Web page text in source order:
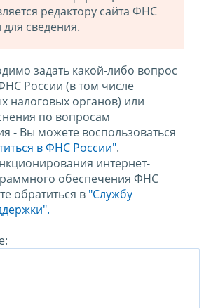
редактору сайта ФНС
для сведения.
задать какой-либо вопрос
России (в том числе
налоговых органов) или
по вопросам
- Вы можете воспользоваться
в ФНС России".
интернет-
обеспечения ФНС
обратиться в "Службу